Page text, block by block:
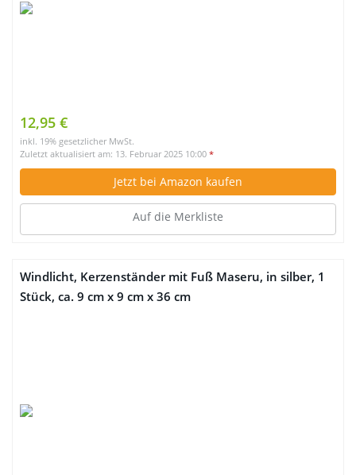
12,95 €
inkl. 19% gesetzlicher MwSt.
Zuletzt aktualisiert am: 13. Februar 2025 10:00 *
Jetzt bei Amazon kaufen
Auf die Merkliste
Windlicht, Kerzenständer mit Fuß Maseru, in silber, 1
Stück, ca. 9 cm x 9 cm x 36 cm